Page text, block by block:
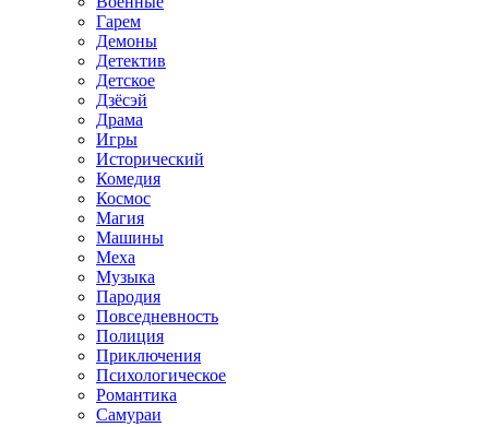
Гарем
Демоны
Детектив
Детское
Дзёсэй
Драма
Игры
Исторический
Комедия
Космос
Магия
Машины
Меха
Музыка
Пародия
Повседневность
Полиция
Приключения
Психологическое
Романтика
Самураи